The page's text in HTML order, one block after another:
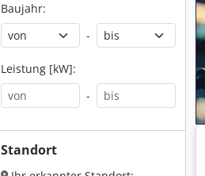
Baujahr:
-
Leistung [kW]:
-
Standort